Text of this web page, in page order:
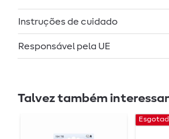
Instruções de cuidado
Responsável pela UE
Talvez também